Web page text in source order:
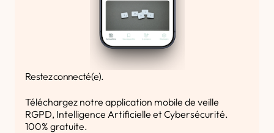
Restez connecté(e).
Téléchargez notre application mobile de veille
RGPD, Intelligence Artificielle et Cybersécurité.
100% gratuite.